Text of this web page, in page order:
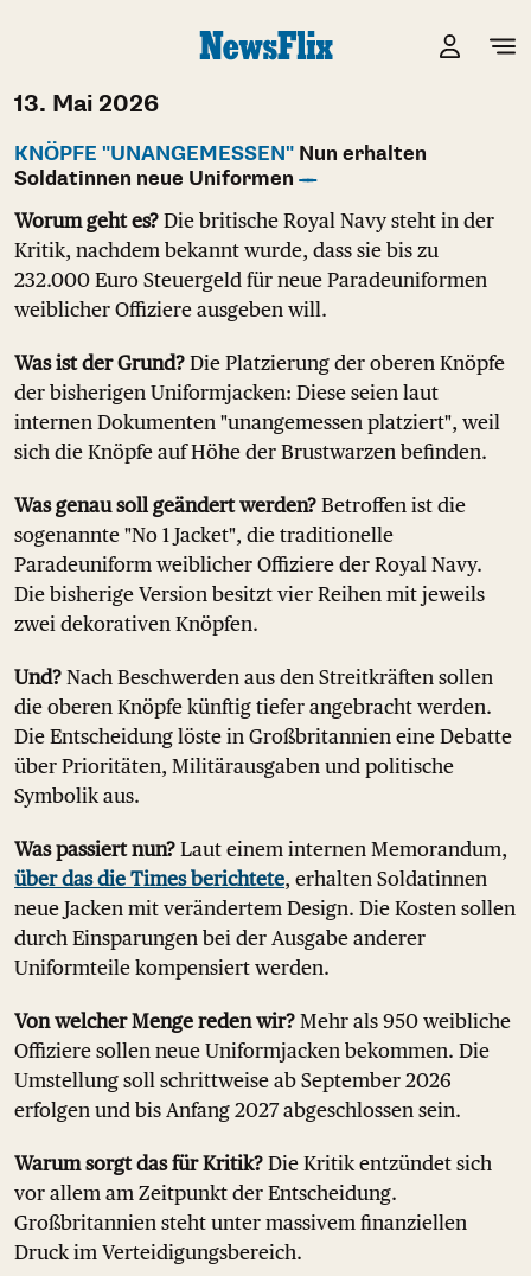
13. Mai 2026
KNÖPFE "UNANGEMESSEN" Nun erhalten
Soldatinnen neue Uniformen
Worum geht es? Die britische Royal Navy steht in der
Kritik, nachdem bekannt wurde, dass sie bis zu
232.000 Euro Steuergeld für neue Paradeuniformen
weiblicher Offiziere ausgeben will.
Was ist der Grund? Die Platzierung der oberen Knöpfe
der bisherigen Uniformjacken: Diese seien laut
internen Dokumenten "unangemessen platziert", weil
sich die Knöpfe auf Höhe der Brustwarzen befinden.
Was genau soll geändert werden? Betroffen ist die
sogenannte "No 1 Jacket", die traditionelle
Paradeuniform weiblicher Offiziere der Royal Navy.
Die bisherige Version besitzt vier Reihen mit jeweils
zwei dekorativen Knöpfen.
Und? Nach Beschwerden aus den Streitkräften sollen
die oberen Knöpfe künftig tiefer angebracht werden.
Die Entscheidung löste in Großbritannien eine Debatte
über Prioritäten, Militärausgaben und politische
Symbolik aus.
Was passiert nun? Laut einem internen Memorandum,
über das die Times berichtete, erhalten Soldatinnen
neue Jacken mit verändertem Design. Die Kosten sollen
durch Einsparungen bei der Ausgabe anderer
Uniformteile kompensiert werden.
Von welcher Menge reden wir? Mehr als 950 weibliche
Offiziere sollen neue Uniformjacken bekommen. Die
Umstellung soll schrittweise ab September 2026
erfolgen und bis Anfang 2027 abgeschlossen sein.
Warum sorgt das für Kritik? Die Kritik entzündet sich
vor allem am Zeitpunkt der Entscheidung.
Großbritannien steht unter massivem finanziellen
Druck im Verteidigungsbereich.